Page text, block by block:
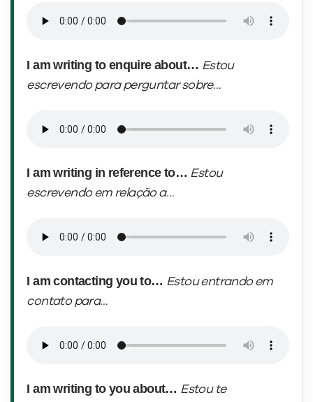
I am writing to enquire about… Estou
escrevendo para perguntar sobre…
I am writing in reference to… Estou
escrevendo em relação a…
I am contacting you to… Estou entrando em
contato para…
I am writing to you about… Estou te